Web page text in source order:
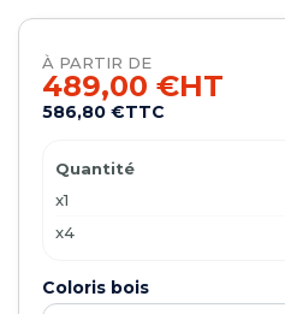
À PARTIR DE
489,00 €HT
586,80 €TTC
Quantité
x1
x4
Coloris bois